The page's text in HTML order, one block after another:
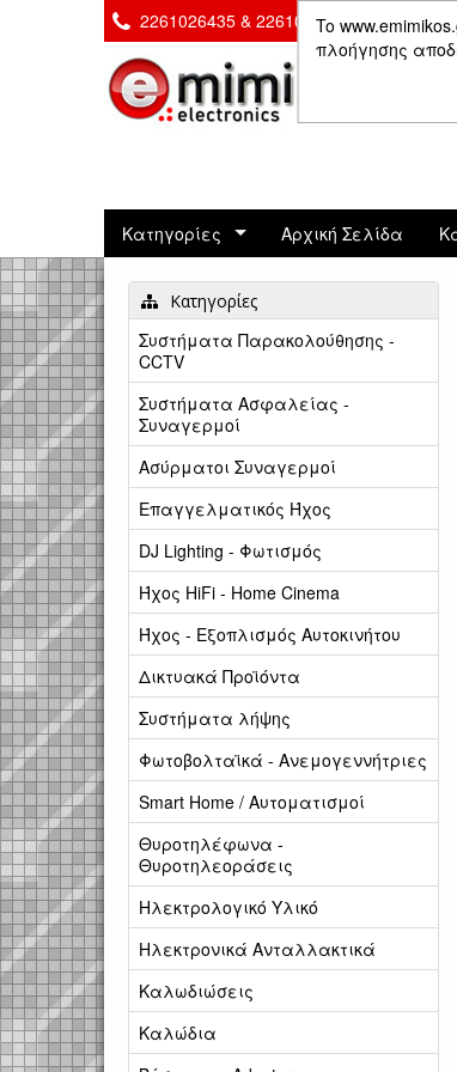
To
πλοήγησης
2261026435 & 2261081666
Κατηγορίες Αρχική Σελίδα
Κατηγορίες
Συστήματα Παρακολούθησης -
CCTV
Συστήματα Ασφαλείας -
Συναγερμοί
Ασύρματοι Συναγερμοί
Επαγγελματικός Ήχος
DJ Lighting - Φωτισμός
Ήχος HiFi - Home Cinema
Ήχος - Εξοπλισμός Αυτοκινήτου
Δικτυακά Προϊόντα
Συστήματα λήψης
Φωτοβολταϊκά - Ανεμογεννήτριες
Smart Home / Αυτοματισμοί
Θυροτηλέφωνα -
Θυροτηλεοράσεις
Ηλεκτρολογικό Υλικό
Ηλεκτρονικά Ανταλλακτικά
Καλωδιώσεις
Καλώδια